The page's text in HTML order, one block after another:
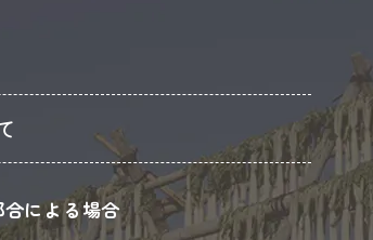
による場合